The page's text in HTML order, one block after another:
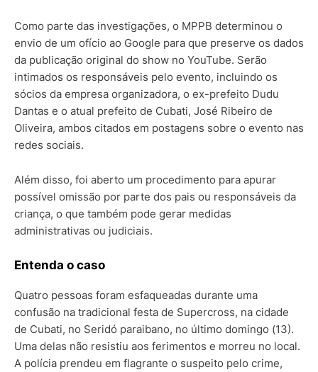
Como parte das investigações, o MPPB determinou o
envio de um ofício ao Google para que preserve os dados
da publicação original do show no YouTube. Serão
intimados os responsáveis pelo evento, incluindo os
sócios da empresa organizadora, o ex-prefeito Dudu
Dantas e o atual prefeito de Cubati, José Ribeiro de
Oliveira, ambos citados em postagens sobre o evento nas
redes sociais.
Além disso, foi aberto um procedimento para apurar
possível omissão por parte dos pais ou responsáveis da
criança, o que também pode gerar medidas
administrativas ou judiciais.
Entenda o caso
Quatro pessoas foram esfaqueadas durante uma
confusão na tradicional festa de Supercross, na cidade
de Cubati, no Seridó paraibano, no último domingo (13).
Uma delas não resistiu aos ferimentos e morreu no local.
A polícia prendeu em flagrante o suspeito pelo crime,